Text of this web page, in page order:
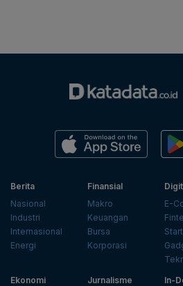
Berita
Nasional
Industri
Internasional
Energi
Finansial
Makro
Keuangan
Bursa
Korporasi
E-
Ekonomi
Jurnalisme
In-